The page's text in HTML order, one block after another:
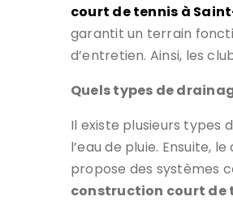
court de tennis à
garantit un terrain
d’entretien. Ainsi, les
Quels types de
Il existe plusieurs types
l’eau de pluie. Ensuite,
propose des systèmes
construction court de